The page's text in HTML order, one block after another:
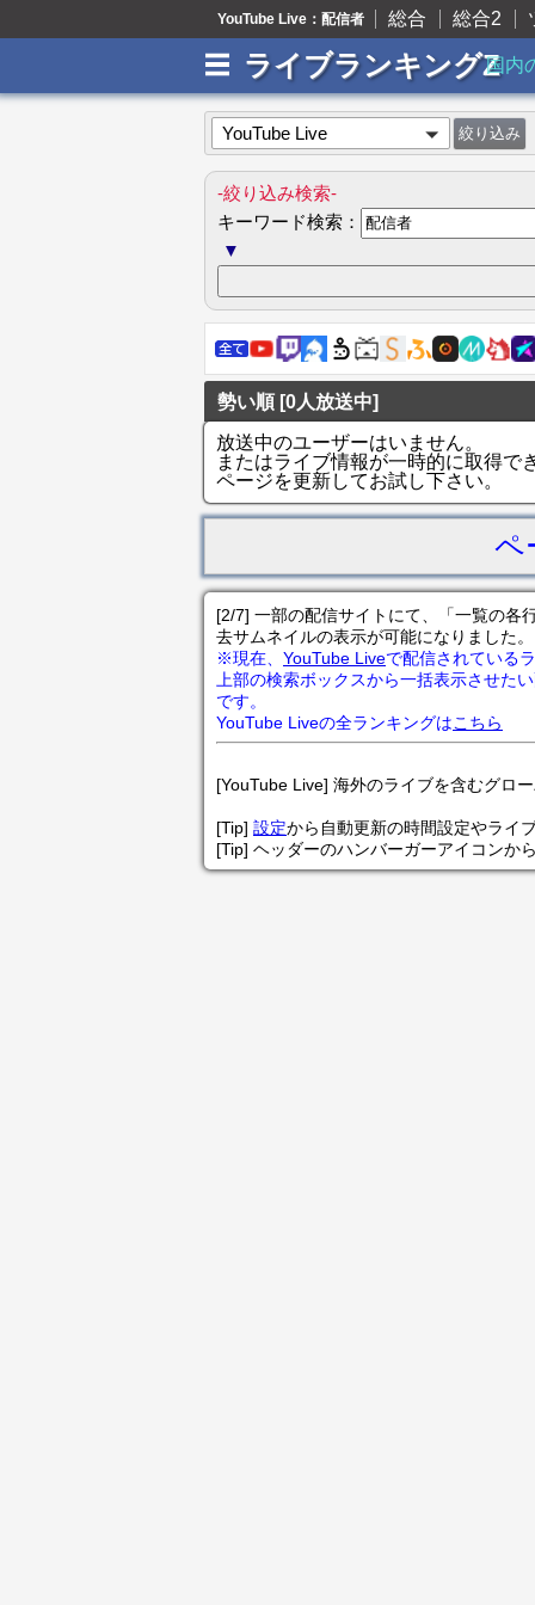
YouTube Live：配信者 総合 総合2
ライブランキングZ国内
YouTube Live
-絞り込み検索-
キーワード検索：
▼
勢い順 [0人放送中]
放送中のユーザーはいません。
またはライブ情報が一時的に取得で
ページを更新してお試し下さい。
ペ
[2/7] 一部の配信サイトにて、「一覧の各
去サムネイルの表示が可能になりました。
※現在、 YouTube Liveで配信されている
上部の検索ボックスから一括表示させた
です。
YouTube Liveの全ランキングはこちら
[YouTube Live] 海外のライブを含むグロ
[Tip] 設定から自動更新の時間設定やライ
[Tip] ヘッダーのハンバーガーアイコンか